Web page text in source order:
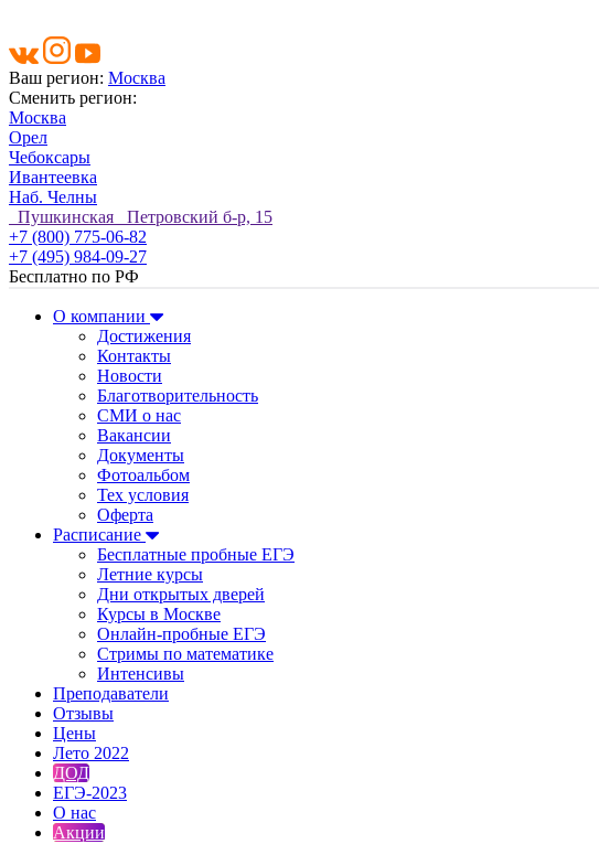
Ваш регион: Москва
Сменить регион:
Москва
Орел
Чебоксары
Ивантеевка
Наб. Челны
Пушкинская Петровский б-р, 15
+7 (800) 775-06-82
+7 (495) 984-09-27
Бесплатно по РФ
О компании
Достижения
Контакты
Новости
Благотворительность
СМИ о нас
Вакансии
Документы
Фотоальбом
Тех условия
Оферта
Расписание
Бесплатные пробные ЕГЭ
Летние курсы
Дни открытых дверей
Курсы в Москве
Онлайн-пробные ЕГЭ
Стримы по математике
Интенсивы
Преподаватели
Отзывы
Цены
Лето 2022
ДОД
ЕГЭ-2023
О нас
Акции